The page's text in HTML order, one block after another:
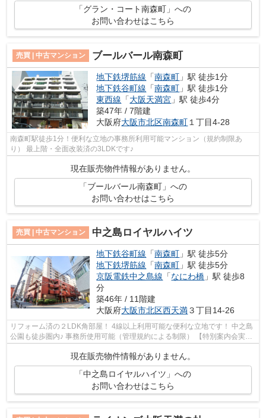
「グラン・コート南森町」への
お問い合わせはこちら
売買 | 中古マンション ブールバール南森町
地下鉄堺筋線 「南森町 」駅 徒歩1分
地下鉄谷町線 「南森町 」駅 徒歩1分
東西線 「大阪天満宮 」駅 徒歩4分
築47年 / 7階建
大阪府大阪市北区南森町 １丁目4-28
南森町駅徒歩1分！便利な立地の事務所利用可能マンション（規約制限あ
り） 最上階・全面改装済の3LDKです♪
現在販売物件情報がありません。
「ブールバール南森町」への
お問い合わせはこちら
売買 | 中古マンション 中之島ロイヤルハイツ
地下鉄谷町線 「南森町 」駅 徒歩5分
地下鉄堺筋線 「南森町 」駅 徒歩5分
京阪電鉄中之島線 「なにわ橋 」駅 徒歩8
分
築46年 / 11階建
大阪府大阪市北区西天満３丁目14-26
リフォーム済の２LDK角部屋！ 4線以上利用可能な便利な立地です！ 中之島
公園も徒歩圏内♪ 事務所使用可能（管理規約による制限） 【特別案内会実施
現在販売物件情報がありません。
「中之島ロイヤルハイツ」への
お問い合わせはこちら